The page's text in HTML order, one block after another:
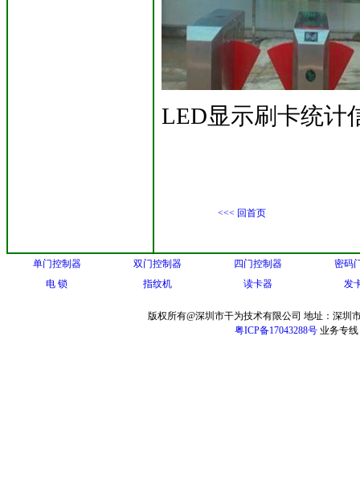
LED显示刷卡统计
<<< 回首页
单门控制器 双门控制器 四门控制器
密码
电 锁
指纹机 读卡器 发
版权所有@深圳市干为技术有限公司 地址：深圳
粤ICP备17043288号业务专线